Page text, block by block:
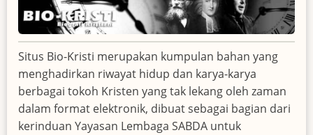
Situs Bio-Kristi merupakan kumpulan bahan yang
menghadirkan riwayat hidup dan karya-karya
berbagai tokoh Kristen yang tak lekang oleh zaman
dalam format elektronik, dibuat sebagai bagian dari
kerinduan Yayasan Lembaga SABDA untuk